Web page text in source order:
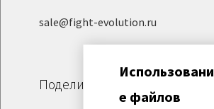
sale@fight-evolution.ru
Поделиться
Использовани
е файлов